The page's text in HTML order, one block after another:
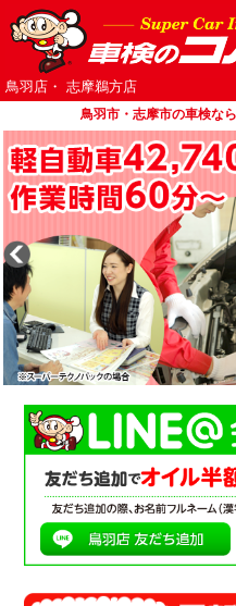
鳥羽店・ 志摩鵜方店
鳥羽市・志摩市の車検な